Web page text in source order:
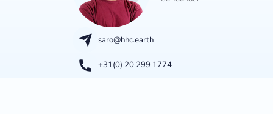
saro@hhc.earth
+31(0) 20 299 1774